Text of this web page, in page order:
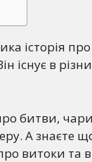
історія
існує в
битви, чари
А знаєте
витоки та